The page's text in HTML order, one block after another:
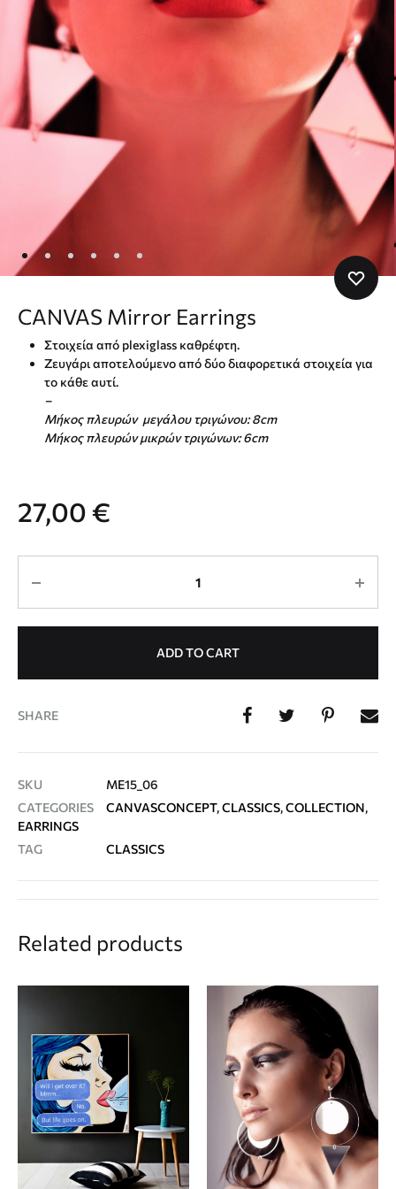
CANVAS Mirror Earrings
Στοιχεία από plexiglass καθρέφτη.
Ζευγάρι αποτελούμενο από δύο διαφορετικά στοιχεία για
το κάθε αυτί.
–
Μήκος πλευρών μεγάλου τριγώνου: 8cm
Μήκος πλευρών μικρών τριγώνων: 6cm
27,00€
ADD TO CART
SHARE
SKU
ME15_06
CATEGORIES
CANVASCONCEPT,CLASSICS,COLLECTION,
EARRINGS
TAG
CLASSICS
Related products